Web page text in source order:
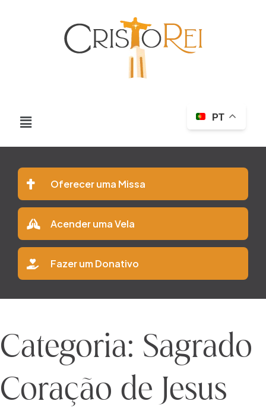
PT
Oferecer uma Missa
Acender uma Vela
Fazer um Donativo
Categoria: Sagrado
Coração de Jesus